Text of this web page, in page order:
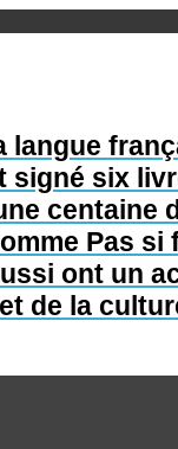
signé six
centaine
Pas si
ont un
de la